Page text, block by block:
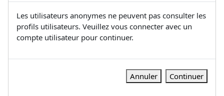
Les utilisateurs anonymes ne peuvent pas consulter les
profils utilisateurs. Veuillez vous connecter avec un
compte utilisateur pour continuer.
Annuler Continuer